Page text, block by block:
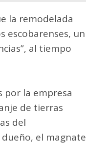
la remodelada
escobarenses, un
al tiempo
por la empresa
de tierras
del
el magnate